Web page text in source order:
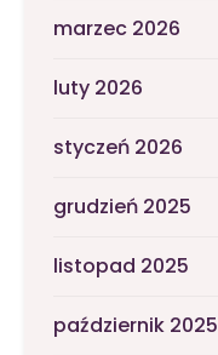
marzec 2026
luty 2026
styczeń 2026
grudzień 2025
listopad 2025
październik 2025